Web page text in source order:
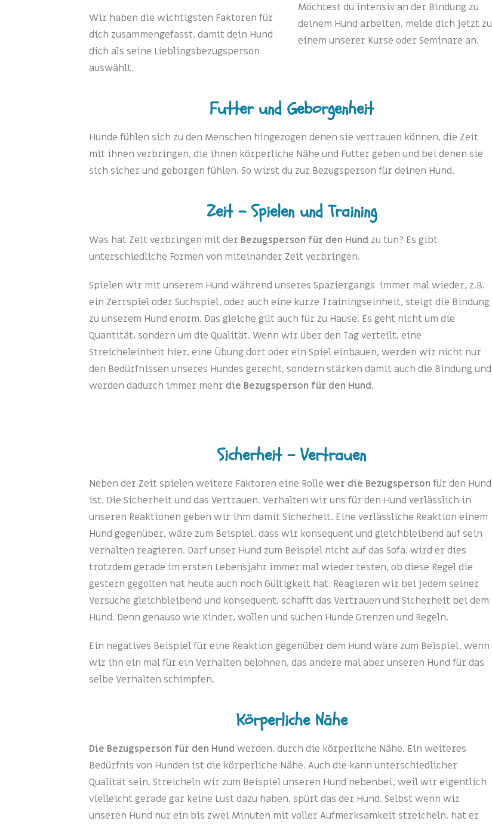
Wir haben die wichtigsten Faktoren für
dich zusammengefasst, damit dein Hund
dich als seine Lieblingsbezugsperson
auswählt.
Möchtest du intensiv an der Bindung zu
deinem Hund arbeiten, melde dich jetzt zu
einem unserer Kurse oder Seminare an.
Futter und Geborgenheit
Hunde fühlen sich zu den Menschen hingezogen denen sie vertrauen können, die Zeit
mit ihnen verbringen, die ihnen körperliche Nähe und Futter geben und bei denen sie
sich sicher und geborgen fühlen. So wirst du zur Bezugsperson für deinen Hund.
Zeit - Spielen und Training
Was hat Zeit verbringen mit der Bezugsperson für den Hund zu tun? Es gibt
unterschiedliche Formen von miteinander Zeit verbringen.
Spielen wir mit unserem Hund während unseres Spaziergangs immer mal wieder, z.B.
ein Zerrspiel oder Suchspiel, oder auch eine kurze Trainingseinheit, steigt die Bindung
zu unserem Hund enorm. Das gleiche gilt auch für zu Hause. Es geht nicht um die
Quantität, sondern um die Qualität. Wenn wir über den Tag verteilt, eine
Streicheleinheit hier, eine Übung dort oder ein Spiel einbauen, werden wir nicht nur
den Bedürfnissen unseres Hundes gerecht, sondern stärken damit auch die Bindung und
werden dadurch immer mehr die Bezugsperson für den Hund.
Sicherheit - Vertrauen
Neben der Zeit spielen weitere Faktoren eine Rolle wer die Bezugsperson für den Hund
ist. Die Sicherheit und das Vertrauen. Verhalten wir uns für den Hund verlässlich in
unseren Reaktionen geben wir ihm damit Sicherheit. Eine verlässliche Reaktion einem
Hund gegenüber, wäre zum Beispiel, dass wir konsequent und gleichbleibend auf sein
Verhalten reagieren. Darf unser Hund zum Beispiel nicht auf das Sofa, wird er dies
trotzdem gerade im ersten Lebensjahr immer mal wieder testen, ob diese Regel die
gestern gegolten hat heute auch noch Gültigkeit hat. Reagieren wir bei jedem seiner
Versuche gleichbleibend und konsequent, schafft das Vertrauen und Sicherheit bei dem
Hund. Denn genauso wie Kinder, wollen und suchen Hunde Grenzen und Regeln.
Ein negatives Beispiel für eine Reaktion gegenüber dem Hund wäre zum Beispiel, wenn
wir ihn ein mal für ein Verhalten belohnen, das andere mal aber unseren Hund für das
selbe Verhalten schimpfen.
Körperliche Nähe
Die Bezugsperson für den Hund werden, durch die körperliche Nähe. Ein weiteres
Bedürfnis von Hunden ist die körperliche Nähe. Auch die kann unterschiedlicher
Qualität sein. Streicheln wir zum Beispiel unseren Hund nebenbei, weil wir eigentlich
vielleicht gerade gar keine Lust dazu haben, spürt das der Hund. Selbst wenn wir
unseren Hund nur ein bis zwei Minuten mit voller Aufmerksamkeit streicheln, hat er